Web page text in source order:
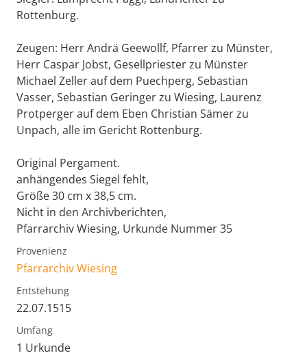
Rottenburg.
Zeugen: Herr Andrä Geewollf, Pfarrer zu Münster,
Herr Caspar Jobst, Gesellpriester zu Münster
Michael Zeller auf dem Puechperg, Sebastian
Vasser, Sebastian Geringer zu Wiesing, Laurenz
Protperger auf dem Eben Christian Sämer zu
Unpach, alle im Gericht Rottenburg.
Original Pergament.
anhängendes Siegel fehlt,
Größe 30 cm x 38,5 cm.
Nicht in den Archivberichten,
Pfarrarchiv Wiesing, Urkunde Nummer 35
Provenienz
Pfarrarchiv Wiesing
Entstehung
22.07.1515
Umfang
1 Urkunde